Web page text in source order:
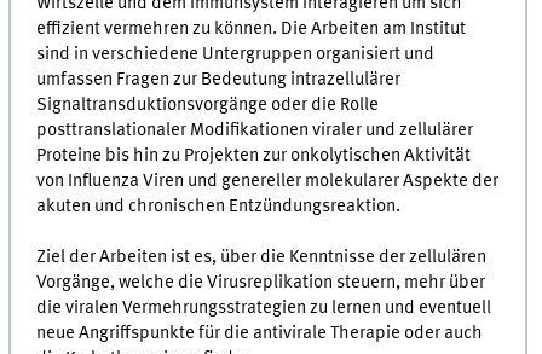
effizient vermehren zu können. Die Arbeiten am Institut
sind in verschiedene Untergruppen organisiert und
umfassen Fragen zur Bedeutung intrazellulärer
Signaltransduktionsvorgänge oder die Rolle
posttranslationaler Modifikationen viraler und zellulärer
Proteine bis hin zu Projekten zur onkolytischen Aktivität
von Influenza Viren und genereller molekularer Aspekte der
akuten und chronischen Entzündungsreaktion.
Ziel der Arbeiten ist es, über die Kenntnisse der zellulären
Vorgänge, welche die Virusreplikation steuern, mehr über
die viralen Vermehrungsstrategien zu lernen und eventuell
neue Angriffspunkte für die antivirale Therapie oder auch